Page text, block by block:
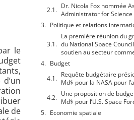
le
de
Dr. Nicola Fox nommée
Administrator for Science
Politique et relations
La première réunion du
du National Space
soutien au secteur
Budget
Requête budgétaire
Md$ pour la NASA pour
Une proposition de
Md$ pour l’U.S. Space
Economie spatiale